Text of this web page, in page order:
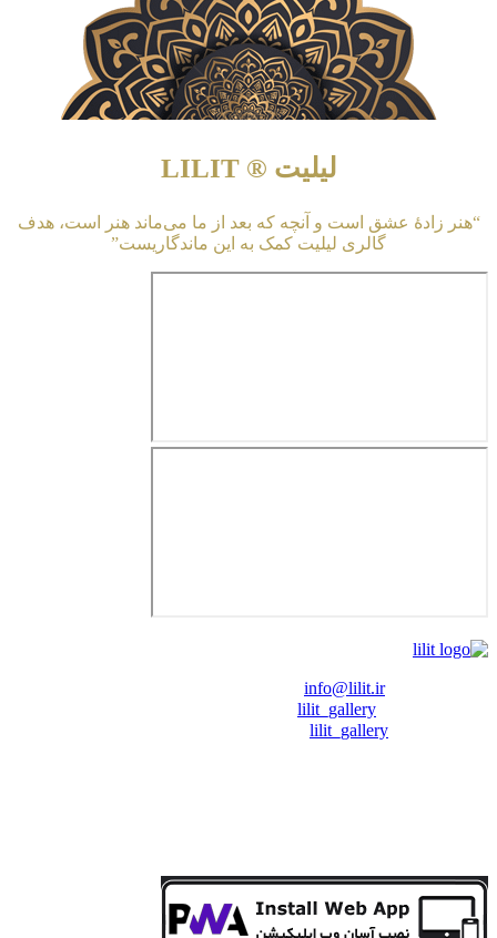
لیلیت ® LILIT
“هنر زادهٔ عشق است و آنچه که بعد از ما می‌ماند هنر است، هدف
گالری لیلیت کمک به این ماندگاریست”
info@lilit.ir
lilit_gallery
lilit_gallery